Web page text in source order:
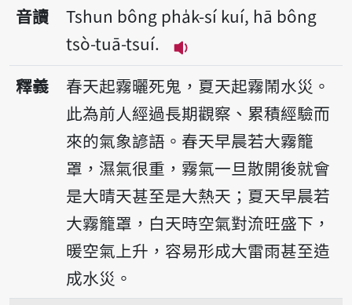
音讀
Tshun bông pha̍k-sí kuí, hā bông
tsò-tuā-tsuí.
播放音讀Tshun bông
釋義
春天起霧曬死鬼，夏天起霧鬧水災。
此為前人經過長期觀察、累積經驗而
來的氣象諺語。春天早晨若大霧籠
罩，濕氣很重，霧氣一旦散開後就會
是大晴天甚至是大熱天；夏天早晨若
大霧籠罩，白天時空氣對流旺盛下，
暖空氣上升，容易形成大雷雨甚至造
成水災。